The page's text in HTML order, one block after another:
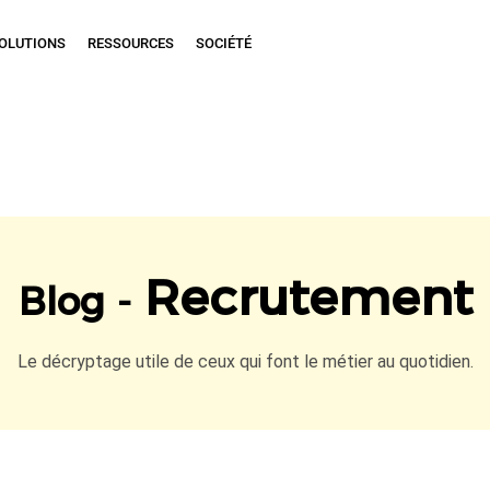
RESSOURCES SOCIÉTÉ
Blog - Recrutement
Le décryptage utile de ceux qui font le métier au quotidien.